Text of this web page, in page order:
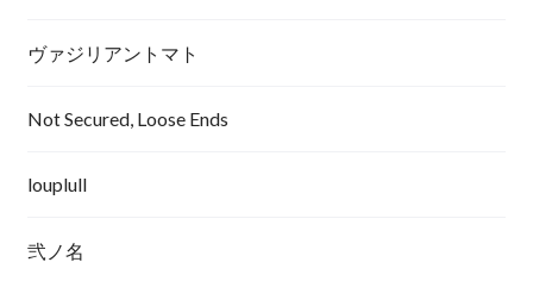
ヴァジリアントマト
Not Secured, Loose Ends
louplull
弐ノ名